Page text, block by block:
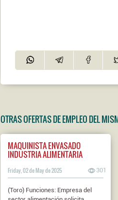
OTRAS OFERTAS DE EMPLEO DEL
MAQUINISTA ENVASADO
INDUSTRIA ALIMENTARIA
Friday, 02 de May de 2025 301
(Toro) Funciones: Empresa del